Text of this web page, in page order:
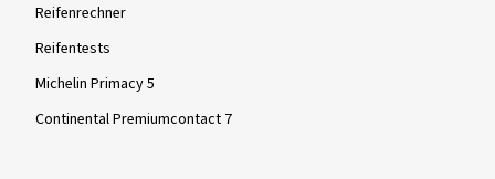
Reifenrechner
Reifentests
Michelin Primacy 5
Continental Premiumcontact 7